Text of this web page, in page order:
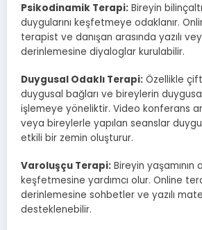
Psikodinamik Terapi: Bireyin
duygularını keşfetmeye odaklanır.
terapist ve danışan arasında yazılı
derinlemesine diyaloglar kurulabilir.
Duygusal Odaklı Terapi: Özellikle
duygusal bağları ve bireylerin
işlemeye yöneliktir. Video konferans
veya bireylerle yapılan seanslar
etkili bir zemin oluşturur.
Varoluşçu Terapi: Bireyin yaşamının
keşfetmesine yardımcı olur. Online
derinlemesine sohbetler ve yazılı
desteklenebilir.